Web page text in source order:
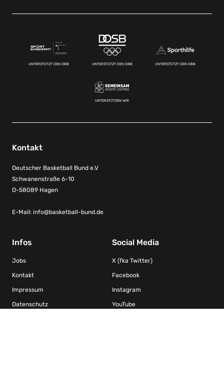
UNTERSTÜTZT DEN DBB UNTERSTÜTZT DEN DBB UNTERSTÜTZT DEN DBB
UNTERSTÜTZEN WIR
Kontakt
Deutscher Basketball Bund e.V
Schwanenstraße 6-10
D-58089 Hagen
E-Mail: info@basketball-bund.de
Infos
Jobs
Kontakt
Impressum
Datenschutz
Social Media
X (fka Twitter)
Facebook
Instagram
YouTube